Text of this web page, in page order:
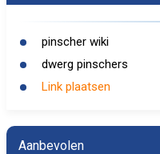
pinscher wiki
dwerg pinschers
Link plaatsen
Aanbevolen